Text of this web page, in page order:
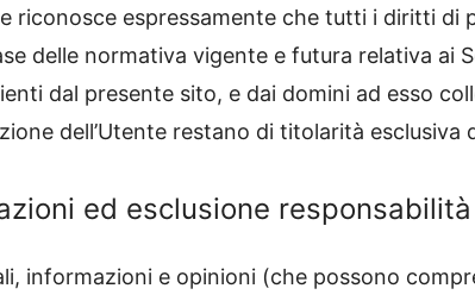
riconosce espressamente che tutti i diritti
delle normativa vigente e futura relativa ai
dal presente sito, e dai domini ad esso
dell’Utente restano di titolarità esclusiva
ed esclusione responsabilità
informazioni e opinioni (che possono